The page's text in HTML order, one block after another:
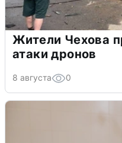
Жители Чехова
атаки дронов
8 августа 0